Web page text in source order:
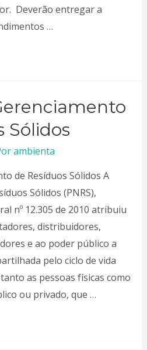
Deverão entregar a
…
Sólidos
ambienta
de Resíduos Sólidos A
Sólidos (PNRS),
nº 12.305 de 2010 atribuiu
distribuidores,
e ao poder público a
pelo ciclo de vida
as pessoas físicas como
ou privado, que …